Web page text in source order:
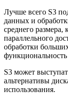
Лучше всего S3
данных и
среднего размера,
параллельного
обработки
S3 может
альтернативы
использования.